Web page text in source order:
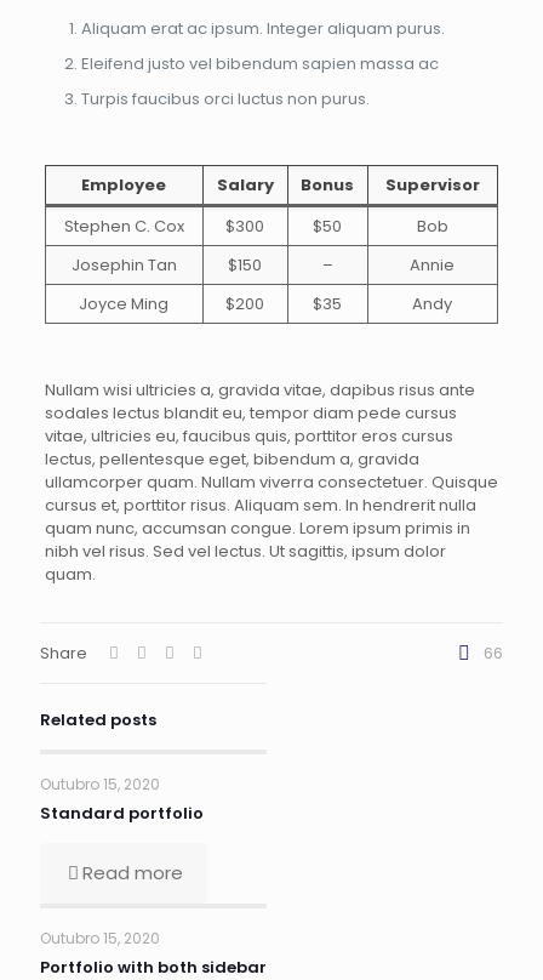
Aliquam erat ac ipsum. Integer aliquam purus.
Eleifend justo vel bibendum sapien massa ac
Turpis faucibus orci luctus non purus.
Employee Salary Bonus
Supervisor
Stephen C. Cox
$300 $50
Bob
Josephin Tan
$150 –
Annie
Joyce Ming
$200 $35 Andy
Nullam wisi ultricies a, gravida vitae, dapibus risus ante
sodales lectus blandit eu, tempor diam pede cursus
vitae, ultricies eu, faucibus quis, porttitor eros cursus
lectus, pellentesque eget, bibendum a, gravida
ullamcorper quam. Nullam viverra consectetuer. Quisque
cursus et, porttitor risus. Aliquam sem. In hendrerit nulla
quam nunc, accumsan congue. Lorem ipsum primis in
nibh vel risus. Sed vel lectus. Ut sagittis, ipsum dolor
quam.
Share 66
Related posts
Outubro 15, 2020
Standard portfolio
Read more
Outubro 15, 2020
Portfolio with both sidebar